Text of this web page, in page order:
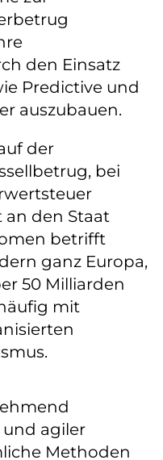
den Einsatz
Predictive und
auszubauen.
der
bei
den Staat
betrifft
ganz Europa,
50 Milliarden
mit
agiler
Methoden